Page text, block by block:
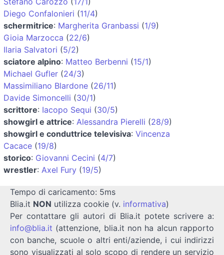
Diego Confalonieri (11/4)
schermitrice: Margherita Granbassi (1/9)
Gioia Marzocca (22/6)
Ilaria Salvatori (5/2)
sciatore alpino: Matteo Berbenni (15/1)
Michael Gufler (24/3)
Massimiliano Blardone (26/11)
Davide Simoncelli (30/1)
scrittore: Iacopo Sequi (30/5)
showgirl e attrice: Alessandra Pierelli (28/9)
showgirl e conduttrice televisiva: Vincenza
Cacace (19/8)
storico: Giovanni Cecini (4/7)
wrestler: Axel Fury (19/5)
Tempo di caricamento: 5ms
Blia.it NON utilizza cookie (v. informativa)
Per contattare gli autori di Blia.it potete scrivere a:
info@blia.it (attenzione, blia.it non ha alcun rapporto
con banche, scuole o altri enti/aziende, i cui indirizzi
sono visualizzati al solo scopo di rendere un servizio